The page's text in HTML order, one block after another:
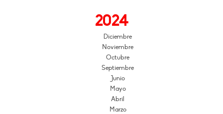
2024
Diciembre
Noviembre
Octubre
Septiembre
Junio
Mayo
Abril
Marzo